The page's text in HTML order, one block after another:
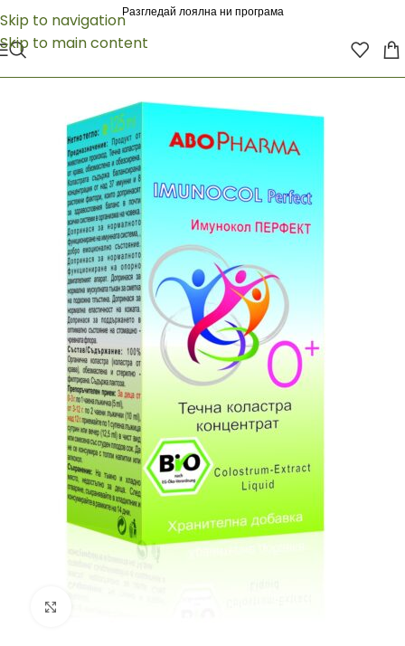
Skip to navigation
Skip to main content
Разгледай лоялна ни програма